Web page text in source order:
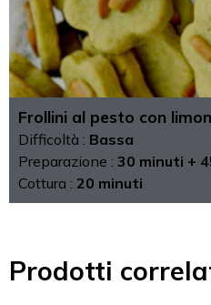
Frollini al pesto con
Difficoltà : Bassa
Preparazione : 30 minuti +
Cottura : 20 minuti
Prodotti